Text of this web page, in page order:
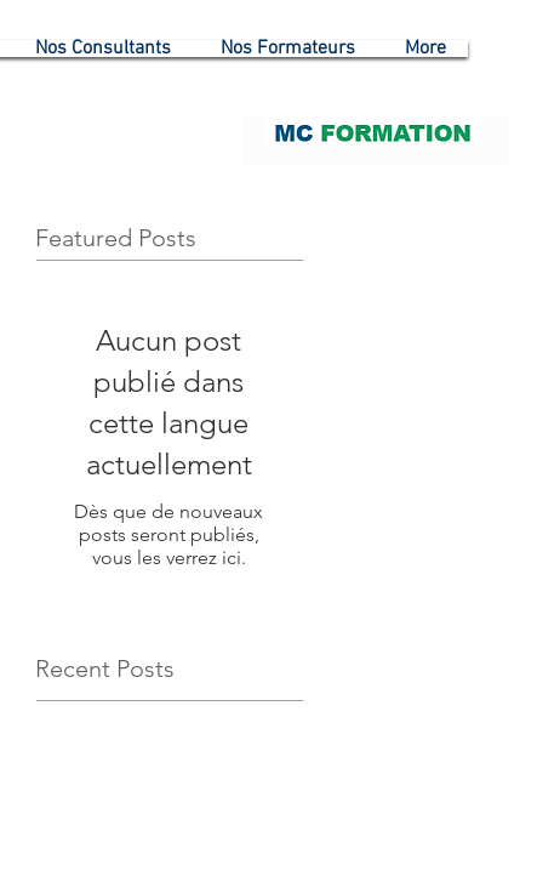
Nos Consultants Nos Formateurs More
Featured Posts
Aucun post
publié dans
cette langue
actuellement
Dès que de nouveaux
posts seront publiés,
vous les verrez ici.
Recent Posts